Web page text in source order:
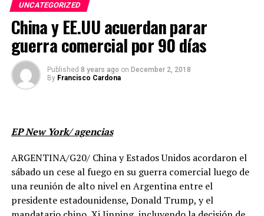
UNCATEGORIZED
China y EE.UU acuerdan parar
guerra comercial por 90 días
Published 8 years ago on December 2, 2018
By Francisco Cardona
EP New York/ agencias
ARGENTINA/G20/ China y Estados Unidos acordaron el
sábado un cese al fuego en su guerra comercial luego de
una reunión de alto nivel en Argentina entre el
presidente estadounidense, Donald Trump, y el